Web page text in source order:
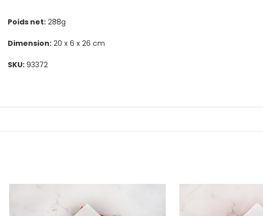
Poids net: 288g
Dimension: 20 x 6 x 26 cm
SKU: 93372